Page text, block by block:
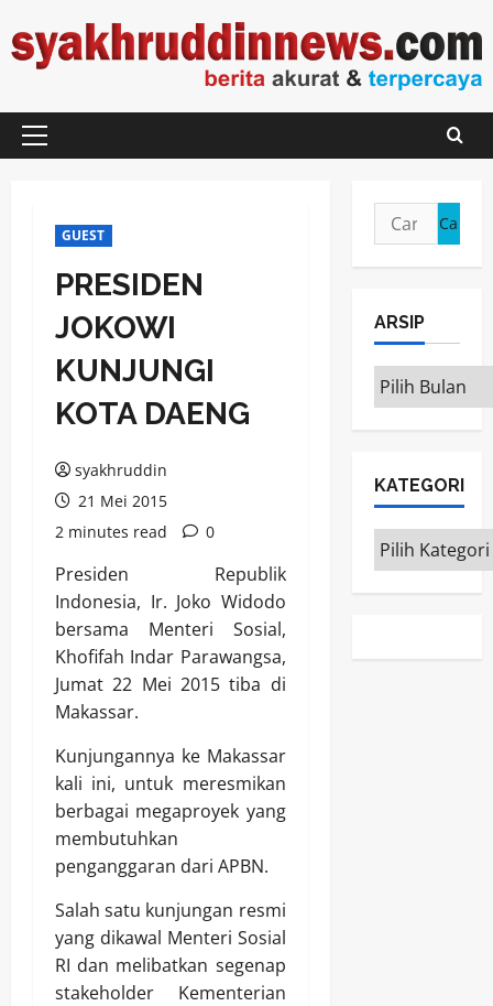
to
content
Primary
GUEST
PRESIDEN
JOKOWI
KUNJUNGI
KOTA DAENG
syakhruddin
21 Mei 2015
2 minutes read
0
Presiden Republik
Indonesia, Ir. Joko Widodo
bersama Menteri Sosial,
Khofifah Indar Parawangsa,
Jumat 22 Mei 2015 tiba di
Makassar.
Kunjungannya ke Makassar
kali ini, untuk meresmikan
berbagai megaproyek yang
membutuhkan
penganggaran dari APBN.
Salah satu kunjungan resmi
yang dikawal Menteri Sosial
RI dan melibatkan segenap
stakeholder Kementerian
Cari
untuk:
ARSIP
ARSIP
KATEGORI
Kategori